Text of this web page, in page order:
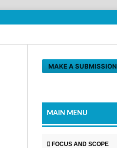
MAKE A SUBMISSION
MAIN MENU
FOCUS AND SCOPE